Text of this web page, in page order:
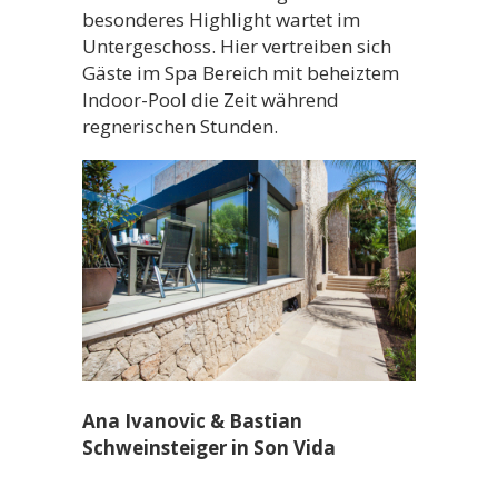
besonderes Highlight wartet im
Untergeschoss. Hier vertreiben sich
Gäste im Spa Bereich mit beheiztem
Indoor-Pool die Zeit während
regnerischen Stunden.
Ana Ivanovic & Bastian
Schweinsteiger in Son Vida